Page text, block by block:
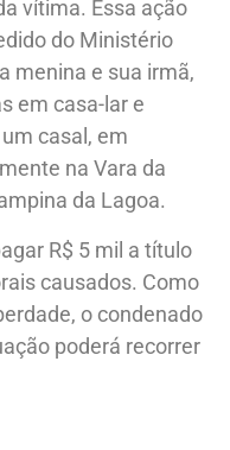
vítima. Essa ação
do Ministério
menina e sua irmã,
em casa-lar e
casal, em
na Vara da
da Lagoa.
R$ 5 mil a título
causados. Como
o condenado
poderá recorrer